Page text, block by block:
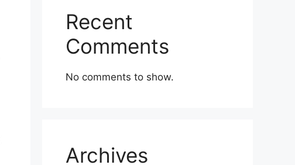
Recent
Comments
No comments to show.
Archives